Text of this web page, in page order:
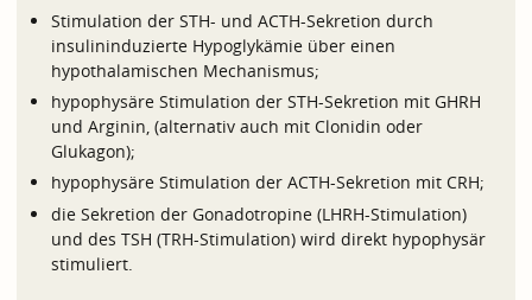
Stimulation der STH- und ACTH-Sekretion durch
insulininduzierte Hypoglykämie über einen
hypothalamischen Mechanismus;
hypophysäre Stimulation der STH-Sekretion mit GHRH
und Arginin, (alternativ auch mit Clonidin oder
Glukagon);
hypophysäre Stimulation der ACTH-Sekretion mit CRH;
die Sekretion der Gonadotropine (LHRH-Stimulation)
und des TSH (TRH-Stimulation) wird direkt hypophysär
stimuliert.